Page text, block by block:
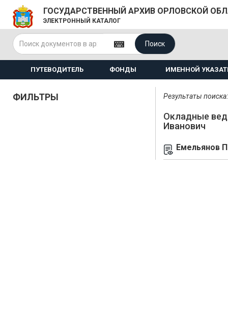
ГОСУДАРСТВЕННЫЙ АРХИВ ОРЛОВСКОЙ
ЭЛЕКТРОННЫЙ КАТАЛОГ
Поиск
ПУТЕВОДИТЕЛЬ ФОНДЫ ИМЕННОЙ
ФИЛЬТРЫ Результаты
Окладные
Иванович
Емельянов